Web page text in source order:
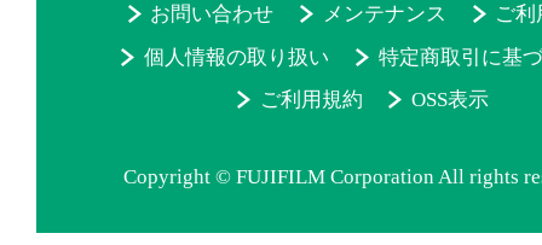
お問い合わせ メンテナンス
ご利
個人情報の取り扱い
特定商取引に基
ご利用規約
OSS表示
Copyright © FUJIFILM Corporation All rights